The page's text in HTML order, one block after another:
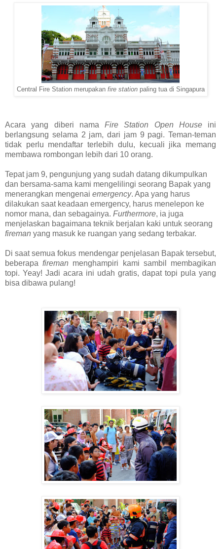
Central Fire Station merupakanfire stationpaling tua di Singapura
Acara yang diberi nama Fire Station Open Houseini
berlangsung selama 2 jam, dari jam 9 pagi. Teman-teman
tidak perlu mendaftar terlebih dulu, kecuali jika memang
membawa rombongan lebih dari 10 orang.
Tepat jam 9, pengunjung yang sudah datang dikumpulkan
dan bersama-sama kami mengelilingi seorang Bapak yang
menerangkan mengenai emergency. Apa yang harus
dilakukan saat keadaan emergency, harus menelepon ke
nomor mana, dan sebagainya. Furthermore, ia juga
menjelaskan bagaimana teknik berjalan kaki untuk seorang
fireman yang masuk ke ruangan yang sedang terbakar.
Di saat semua fokus mendengar penjelasan Bapak tersebut,
beberapafireman menghampiri kami sambil membagikan
topi. Yeay! Jadi acara ini udah gratis, dapat topi pula yang
bisa dibawa pulang!